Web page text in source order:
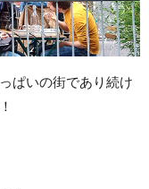
ぱいの街であり続け